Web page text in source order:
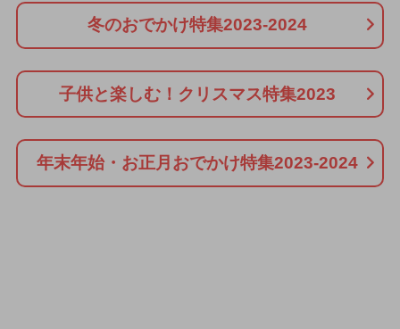
冬のおでかけ特集2023-2024
子供と楽しむ！クリスマス特集2023
年末年始・お正月おでかけ特集2023-2024